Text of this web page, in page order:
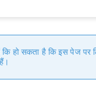
कि हो सकता है कि इस पेज